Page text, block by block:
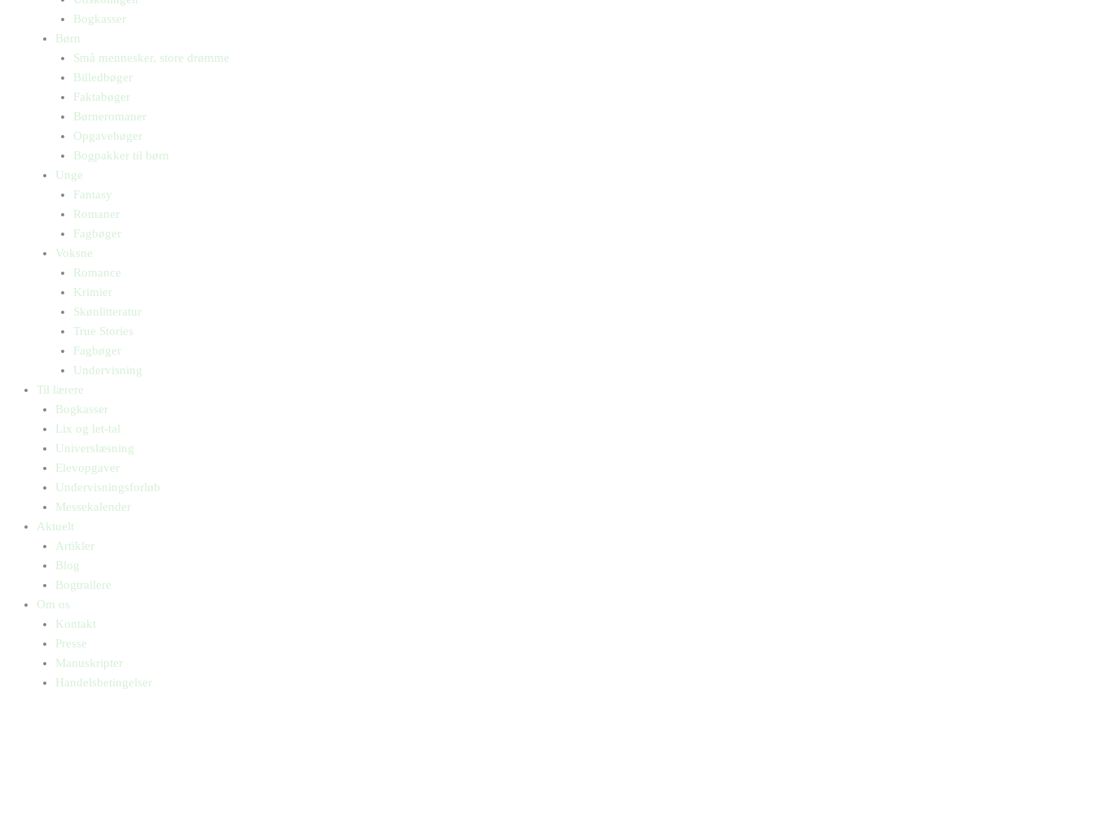
Bogkasser
Børn
Små mennesker, store drømme
Billedbøger
Faktabøger
Børneromaner
Opgavebøger
Bogpakker til børn
Unge
Fantasy
Romaner
Fagbøger
Voksne
Romance
Krimier
Skønlitteratur
True Stories
Fagbøger
Undervisning
Til lærere
Bogkasser
Lix og let-tal
Universlæsning
Elevopgaver
Undervisningsforløb
Messekalender
Aktuelt
Artikler
Blog
Bogtrailere
Om os
Kontakt
Presse
Manuskripter
Handelsbetingelser